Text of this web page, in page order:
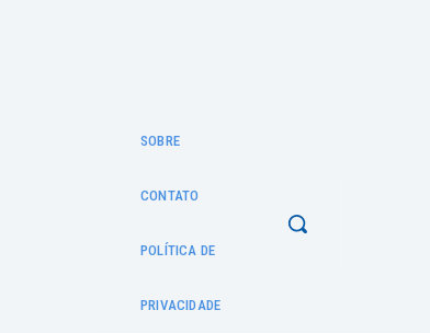
SOBRE
CONTATO
POLÍTICA DE
PRIVACIDADE